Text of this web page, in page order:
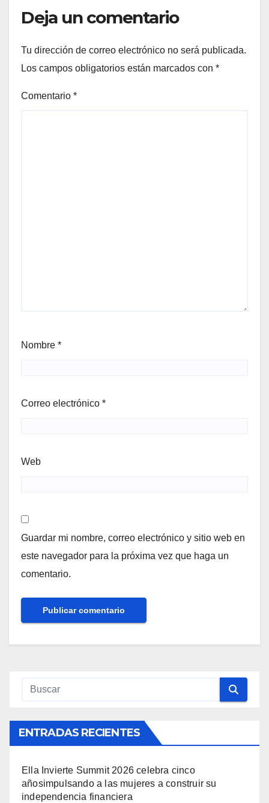
Deja un comentario
Tu dirección de correo electrónico no será publicada.
Los campos obligatorios están marcados con *
Comentario *
Nombre *
Correo electrónico *
Web
Guardar mi nombre, correo electrónico y sitio web en
este navegador para la próxima vez que haga un
comentario.
ENTRADAS RECIENTES
Ella Invierte Summit 2026 celebra cinco
añosimpulsando a las mujeres a construir su
independencia financiera